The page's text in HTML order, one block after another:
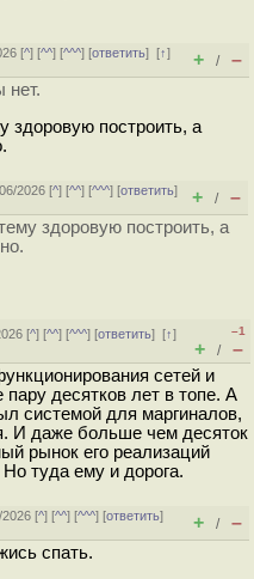
[^] [^^] [^^^] [ответить][↑]
+ / –
нет.
здоровую построить, а
2026 [^] [^^] [^^^] [ответить]
+ / –
здоровую построить, а
[^] [^^] [^^^] [ответить][↑]
–1
+ / –
сетей и
десятков лет в топе. А
системой для маргиналов,
И даже больше чем десяток
рынок его реализаций
туда ему и дорога.
[^] [^^] [^^^] [ответить]
+ / –
спать.